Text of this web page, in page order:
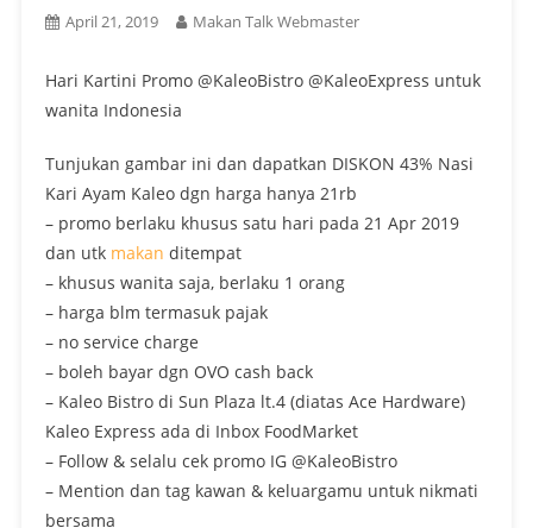
April 21, 2019 Makan Talk Webmaster
Hari Kartini Promo @KaleoBistro @KaleoExpress untuk
wanita Indonesia
Tunjukan gambar ini dan dapatkan DISKON 43% Nasi
Kari Ayam Kaleo dgn harga hanya 21rb
– promo berlaku khusus satu hari pada 21 Apr 2019
dan utk makan ditempat
– khusus wanita saja, berlaku 1 orang
– harga blm termasuk pajak
– no service charge
– boleh bayar dgn OVO cash back
– Kaleo Bistro di Sun Plaza lt.4 (diatas Ace Hardware)
Kaleo Express ada di Inbox FoodMarket
– Follow & selalu cek promo IG @KaleoBistro
– Mention dan tag kawan & keluargamu untuk nikmati
bersama